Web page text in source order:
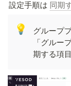
設定手順は 同期
💡
グループ
「グルー
期する項